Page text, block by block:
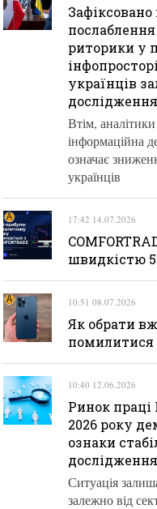
риторики у
українців
дослідження
Втім,
інформаційна
означає
українців
17:42 14.07.2026
швидкістю
10:51 08.07.2026
Як обрати
помилитися
10:40 12.06.2026
Ринок праці
2026 року
ознаки
дослідження
Ситуація
залежно від